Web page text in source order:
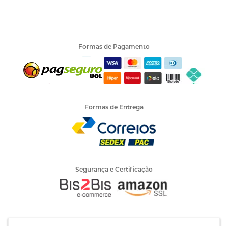
Formas de Pagamento
Formas de Entrega
Segurança e Certificação